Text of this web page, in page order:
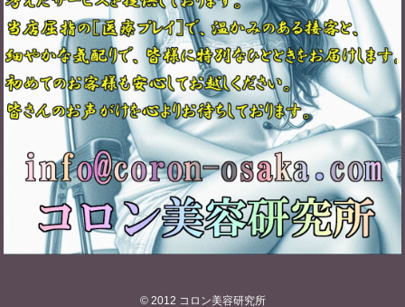
© 2012 コロン美容研究所